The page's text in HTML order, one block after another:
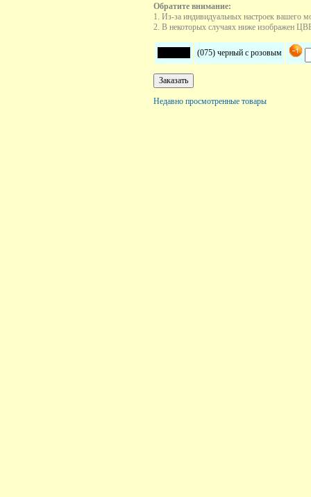
Обратите внимание:
1. Из-за индивидуальных настроек вашего
2. В некоторых случаях ниже изображен
(075) черный с розовым
Недавно просмотренные товары